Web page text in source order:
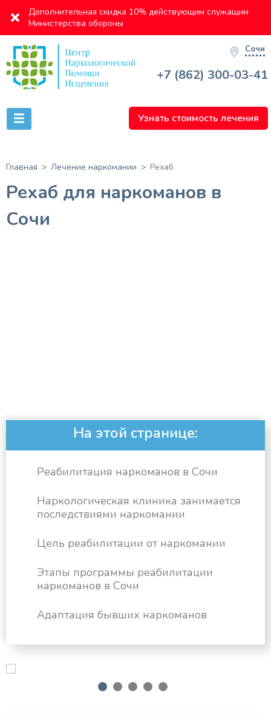
Дополнительная скидка 10% действующим служащим
Министерства обороны
Сочи
+7 (862) 300-03-41
Узнать стоимость лечения
Главная Лечение наркомании Рехаб
Рехаб для наркоманов в
Сочи
На этой странице:
Реабилитация наркоманов в Сочи
Наркологическая клиника занимается
последствиями наркомании
Цель реабилитации от наркомании
Этапы программы реабилитации
наркоманов в Сочи
Адаптация бывших наркоманов
1 2 3 4 5